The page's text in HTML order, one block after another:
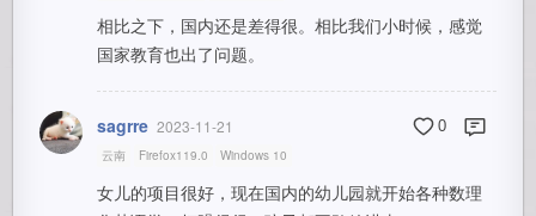
相比之下，国内还是差得很。相比我们小时候，感觉
国家教育也出了问题。
sagrre 2023-11-21 0
云南 Firefox119.0 Windows 10
女儿的项目很好，现在国内的幼儿园就开始各种数理